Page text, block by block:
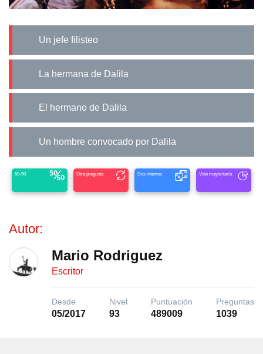
Un jefe filisteo
La hermana de Dalila
El hermano de Dalila
Un hombre convocado por Dalila
50-50 Otra pregunta Dos intentos Voto mayoritario
Autor:
Mario Rodriguez
Escritor
Desde
05/2017
Nivel
93
Puntuación
489009
Preguntas
1039